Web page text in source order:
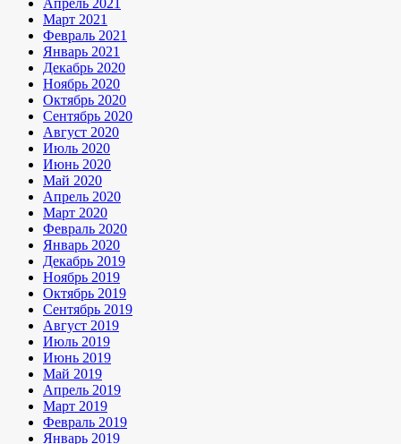
Апрель 2021
Март 2021
Февраль 2021
Январь 2021
Декабрь 2020
Ноябрь 2020
Октябрь 2020
Сентябрь 2020
Август 2020
Июль 2020
Июнь 2020
Май 2020
Апрель 2020
Март 2020
Февраль 2020
Январь 2020
Декабрь 2019
Ноябрь 2019
Октябрь 2019
Сентябрь 2019
Август 2019
Июль 2019
Июнь 2019
Май 2019
Апрель 2019
Март 2019
Февраль 2019
Январь 2019